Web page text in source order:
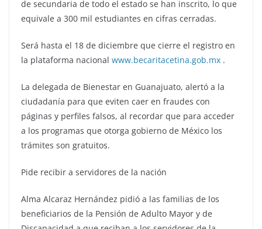
de secundaria de todo el estado se han inscrito, lo que
equivale a 300 mil estudiantes en cifras cerradas.
Será hasta el 18 de diciembre que cierre el registro en
la plataforma nacional www.becaritacetina.gob.mx .
La delegada de Bienestar en Guanajuato, alertó a la
ciudadanía para que eviten caer en fraudes con
páginas y perfiles falsos, al recordar que para acceder
a los programas que otorga gobierno de México los
trámites son gratuitos.
Pide recibir a servidores de la nación
Alma Alcaraz Hernández pidió a las familias de los
beneficiarios de la Pensión de Adulto Mayor y de